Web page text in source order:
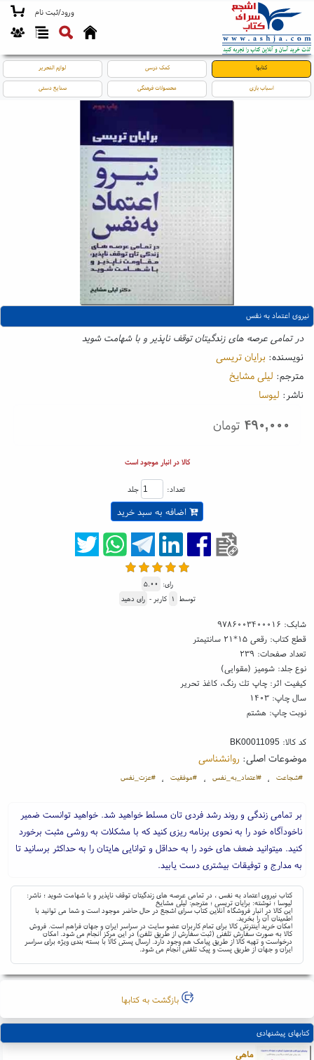
ورود/ثبت نام
کتابها کمک درسی لوازم التحریر
اسباب بازی محصولات فرهنگی صنایع دستی
نیروی اعتماد به نفس
در تمامی عرصه های زندگیتان توقف ناپذیر و با شهامت شوید
نویسنده: برایان تریسی
مترجم: لیلی مشایخ
ناشر: لیوسا
۴۹۰,۰۰۰ تومان
کالا در انبار موجود است
تعداد: جلد
اضافه به سبد خرید
رای: ۵.۰۰
توسط ۱ کاربر - رای دهید
شابک: ۹۷۸۶۰۰۳۴۰۰۰۱۶
قطع کتاب: رقعی ۱۵*۲۱ سانتیمتر
تعداد صفحات: ۲۳۹
نوع جلد: شومیز (مقوایی)
کیفیت اثر: چاپ تك رنگ، کاغذ تحریر
سال چاپ: ۱۴۰۳
نوبت چاپ: هشتم
کد کالا:BK00011095
موضوعات اصلی: روانشناسی
#شجاعت ، #اعتماد_به_نفس ، #موفقیت ، #عزت_نفس
بر تمامی زندگی و روند رشد فردی تان مسلط خواهید شد. خواهید توانست ضمیر
ناخودآگاه خود را به نحوی برنامه ریزی کنید که با مشکلات به روشی مثبت برخورد
کنید. میتوانید ضعف های خود را به حداقل و توانایی هایتان را به حداکثر برسانید تا
به مدارج و توفیقات بیشتری دست یابید.
کتاب نیروی اعتماد به نفس ، در تمامی عرصه های زندگیتان توقف ناپذیر و با شهامت شوید ؛ ناشر:
لیوسا ؛ نوشته: برایان تریسی ؛ مترجم: لیلی مشایخ
این کالا در انبار فروشگاه آنلاین کتاب سرای اشجع در حال حاضر موجود است و شما می توانید با
اطمینان آن را بخرید.
امکان خرید اینترنتی کالا برای تمام کاربران عضو سایت در سراسر ایران و جهان فراهم است. فروش
کالا به صورت سفارش تلفنی (ثبت سفارش از طریق تلفن) در این مرکز انجام می شود. امکان
درخواست و تهیه کالا از طریق پیامک هم وجود دارد. ارسال پستی کالا با بسته بندی ویژه برای سراسر
ایران و جهان از طریق پست و پیک تلفنی انجام می شود.
بازگشت به کتابها
کتابهای پیشنهادی
ماهی